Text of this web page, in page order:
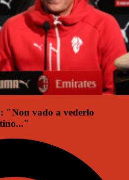
"Non vado a vederlo